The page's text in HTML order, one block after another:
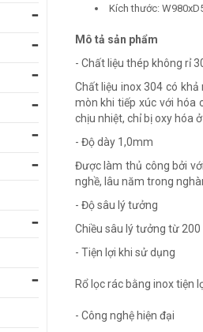
Kích thước:
Mô tả sản phẩm
- Chất liệu thép không rỉ
Chất liệu inox 304 có
mòn khi tiếp xúc với hóa
chịu nhiệt, chỉ bị oxy hóa
- Độ dày 1,0mm
Được làm thủ công bởi
nghề, lâu năm trong
- Độ sâu lý tưởng
Chiều sâu lý tưởng từ
- Tiện lợi khi sử dụng
Rổ lọc rác bằng inox tiện
- Công nghệ hiện đại